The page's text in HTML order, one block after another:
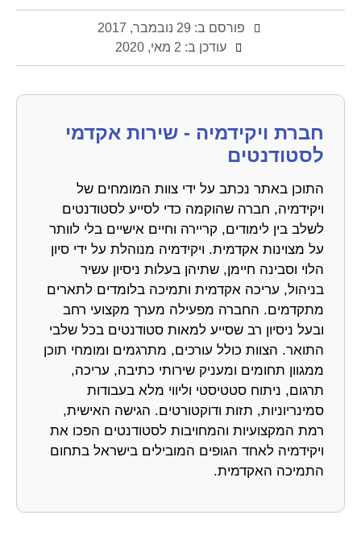
פורסם ב:
עודכן ב: 2 מאי, 2020
חברת ויקידמיה - שירות אקדמי
לסטודנטים
התוכן באתר נכתב על ידי צוות המומחים של
ויקידמיה, חברה שהוקמה כדי לסייע לסטודנטים
לשלב בין לימודים, קריירה וחיים אישיים בלי לוותר
על מצוינות אקדמית. ויקידמיה מנוהלת על ידי סיון
הלוי וסבינה חיימן, שתיהן בעלות ניסיון עשיר
בניהול, עריכה אקדמית ותמיכה בלומדים לתארים
מתקדמים. החברה מפעילה מערך מקצועי רחב
ובעל ניסיון רב שסייע למאות סטודנטים בכל שלבי
התואר. הצוות כולל עורכים, מתרגמים ומומחי תוכן
ממגוון תחומים ומעניק שירותי כתיבה, עריכה,
תרגום, ניתוח סטטיסטי וליווי מלא בעבודות
סמינריוניות, תזות ודוקטורטים. הגישה האישית,
רמת המקצועיות והמחויבות לסטודנטים הפכו את
ויקידמיה לאחד הגופים המובילים בישראל בתחום
התמיכה האקדמית.